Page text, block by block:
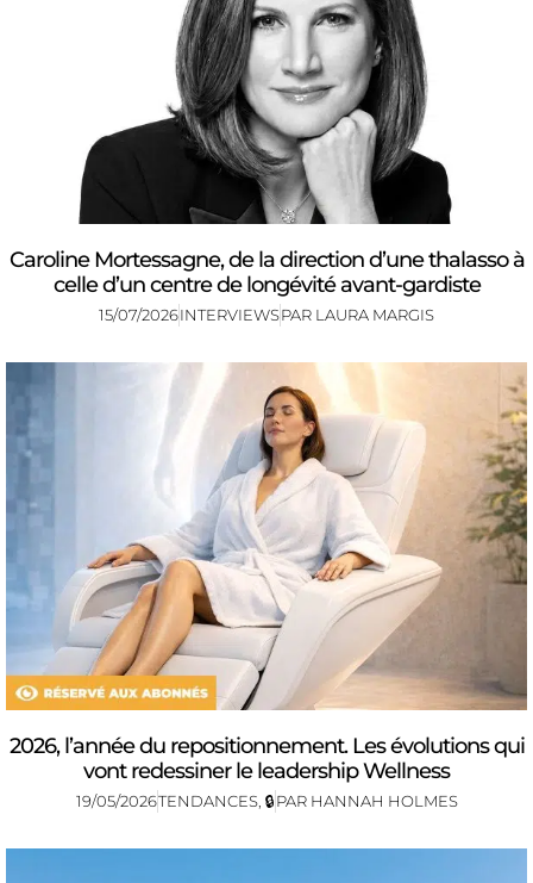
Caroline Mortessagne, de la direction d’une thalasso à
celle d’un centre de longévité avant-gardiste
15/07/2026INTERVIEWSPAR LAURA MARGIS
2026, l’année du repositionnement. Les évolutions qui
vont redessiner le leadership Wellness
19/05/2026TENDANCES, 🔒PAR HANNAH HOLMES